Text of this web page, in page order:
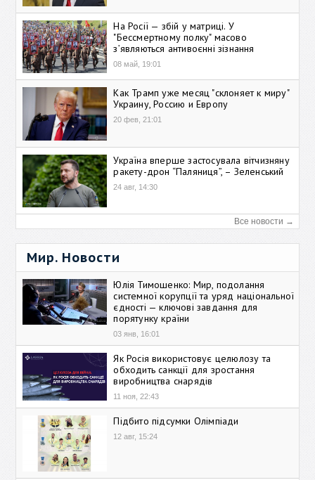
На Росії — збій у матриці. У
"Бессмертному полку" масово
зʼявляються антивоєнні зізнання
08 май, 19:01
Как Трамп уже месяц "склоняет к миру"
Украину, Россию и Европу
20 фев, 21:01
Україна вперше застосувала вітчизняну
ракету-дрон “Паляниця”, – Зеленський
24 авг, 14:30
Все новости →
Мир. Новости
Юлія Тимошенко: Мир, подолання
системної корупції та уряд національної
єдності — ключові завдання для
порятунку країни
03 янв, 16:01
Як Росія використовує целюлозу та
обходить санкції для зростання
виробництва снарядів
11 ноя, 22:43
Підбито підсумки Олімпіади
12 авг, 15:24